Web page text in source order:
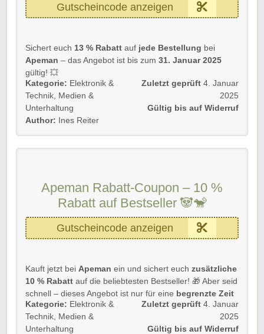
Gutscheincode anzeigen
Sichert euch 13 % Rabatt auf jede Bestellung bei
Apeman – das Angebot ist bis zum 31. Januar 2025
gültig! 💥
Verpasst nicht die Chance, bei euren Lieblingsprodukten
zu sparen.
13 % Rabattauf jede Bestellung
Einfach unserem Link folgen, Rabattcode an der Kasse
eingeben und kräftig profitieren!
Rabatt-Coupon 🐼 wünscht euch viel Spaß beim
Kategorie: Elektronik &
Technik
Medien &
Unterhaltung
Author: Ines Reiter
Zuletzt geprüft 4. Januar
2025
Gültig bis auf Widerruf
Apeman Rabatt-Coupon – 10 %
Rabatt auf Bestseller 🐼🐒
Gutscheincode anzeigen
Kauft jetzt bei Apeman ein und sichert euch zusätzliche
10 % Rabatt auf die beliebtesten Bestseller! 🎁 Aber seid
schnell – dieses Angebot ist nur für eine begrenzte Zeit
und gilt nur fürausgewählte Artikel.
📌Details zur Aktion:
Kategorie: Elektronik &
Technik
Medien &
Unterhaltung
Zuletzt geprüft 4. Januar
2025
Gültig bis auf Widerruf